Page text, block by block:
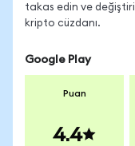
takas edin ve
kripto cüzdanı.
Google Play
Puan
4.4